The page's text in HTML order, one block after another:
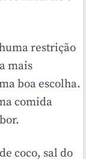
restrição
mais
boa escolha.
comida
coco, sal do